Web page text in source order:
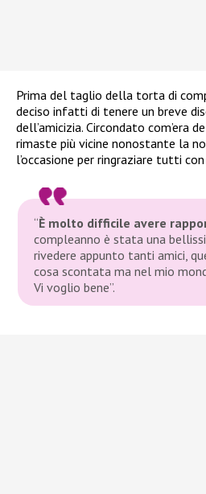
Prima del taglio della torta di
deciso infatti di tenere un breve
dell’amicizia. Circondato com’era
rimaste più vicine nonostante la
l’occasione per ringraziare tutti
“È molto difficile avere
compleanno è stata una
rivedere appunto tanti amici,
cosa scontata ma nel mio
Vi voglio bene”.